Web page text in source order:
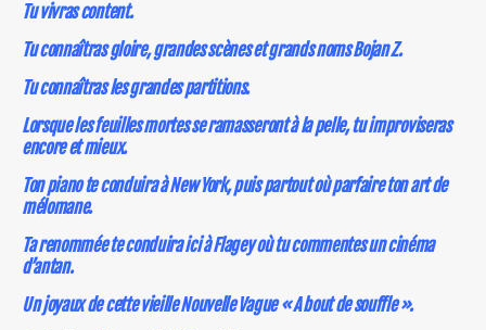
Tu vivras content.
Tu connaîtras gloire, grandes scènes et grands noms Bojan Z.
Tu connaîtras les grandes partitions.
Lorsque les feuilles mortes se ramasseront à la pelle, tu improviseras
encore et mieux.
Ton piano te conduira à New York, puis partout où parfaire ton art de
mélomane.
Ta renommée te conduira ici à Flagey où tu commentes un cinéma
d’antan.
Un joyaux de cette vieille Nouvelle Vague « A bout de souffle ».